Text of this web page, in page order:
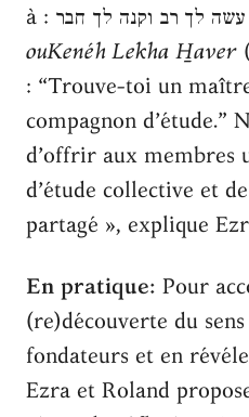
ouKenéh Lekha H̱aver
: “Trouve-toi un
compagnon d’étude.”
d’offrir aux membres
d’étude collective et
partagé », explique
En pratique: Pour
(re)découverte du
fondateurs et en
Ezra et Roland